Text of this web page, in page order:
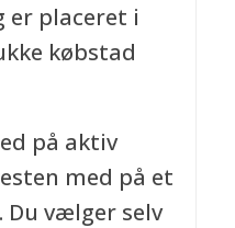
er placeret i
købstad
på aktiv
med på et
vælger selv